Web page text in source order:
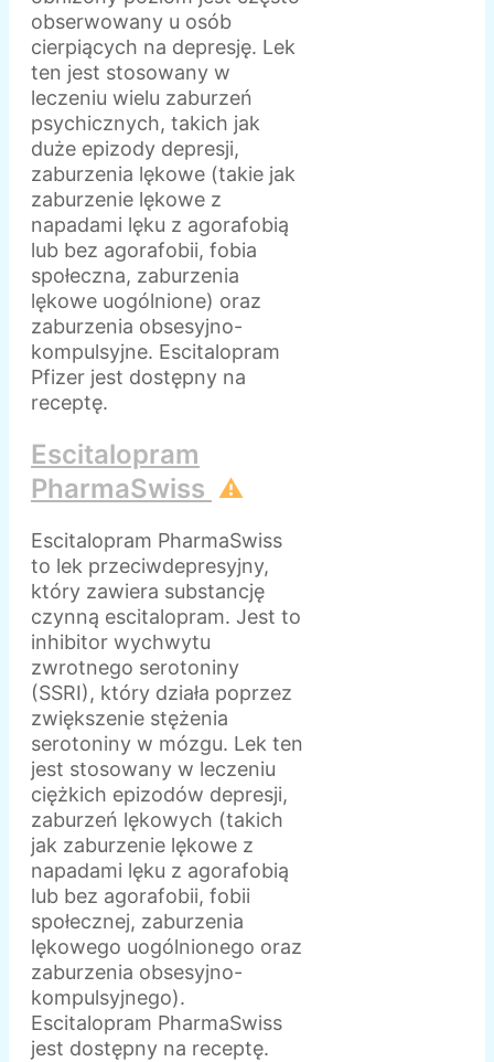
obserwowany u osób
cierpiących na depresję. Lek
ten jest stosowany w
leczeniu wielu zaburzeń
psychicznych, takich jak
duże epizody depresji,
zaburzenia lękowe (takie jak
zaburzenie lękowe z
napadami lęku z agorafobią
lub bez agorafobii, fobia
społeczna, zaburzenia
lękowe uogólnione) oraz
zaburzenia obsesyjno-
kompulsyjne. Escitalopram
Pfizer jest dostępny na
receptę.
Escitalopram
PharmaSwiss ⚠️
Escitalopram PharmaSwiss
to lek przeciwdepresyjny,
który zawiera substancję
czynną escitalopram. Jest to
inhibitor wychwytu
zwrotnego serotoniny
(SSRI), który działa poprzez
zwiększenie stężenia
serotoniny w mózgu. Lek ten
jest stosowany w leczeniu
ciężkich epizodów depresji,
zaburzeń lękowych (takich
jak zaburzenie lękowe z
napadami lęku z agorafobią
lub bez agorafobii, fobii
społecznej, zaburzenia
lękowego uogólnionego oraz
zaburzenia obsesyjno-
kompulsyjnego).
Escitalopram PharmaSwiss
jest dostępny na receptę.